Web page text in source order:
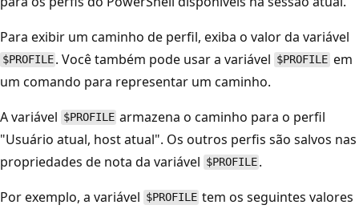
Para exibir um caminho de perfil, exiba o valor da variável
$PROFILE . Você também pode usar a variável $PROFILE em
um comando para representar um caminho.
A variável $PROFILE armazena o caminho para o perfil
"Usuário atual, host atual". Os outros perfis são salvos nas
propriedades de nota da variável $PROFILE .
Por exemplo, a variável $PROFILE tem os seguintes valores